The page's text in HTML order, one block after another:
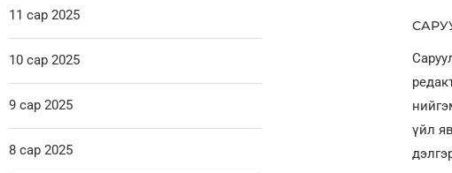
үйл
11 сар 2025
10 сар 2025
9 сар 2025
8 сар 2025